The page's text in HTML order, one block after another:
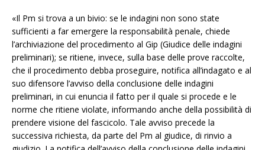
«Il Pm si trova a un bivio: se le indagini non sono state
sufficienti a far emergere la responsabilità penale, chiede
l’archiviazione del procedimento al Gip (Giudice delle indagini
preliminari); se ritiene, invece, sulla base delle prove raccolte,
che il procedimento debba proseguire, notifica all’indagato e al
suo difensore l’avviso della conclusione delle indagini
preliminari, in cui enuncia il fatto per il quale si procede e le
norme che ritiene violate, informando anche della possibilità di
prendere visione del fascicolo. Tale avviso precede la
successiva richiesta, da parte del Pm al giudice, di rinvio a